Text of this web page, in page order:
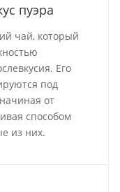
пуэра
чай, который
Его
под
от
способом
из них.